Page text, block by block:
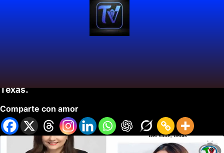
Texas.
Comparte con amor